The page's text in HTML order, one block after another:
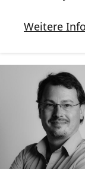
Weitere